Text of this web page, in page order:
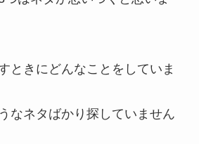
ときにどんなことをしていま
なネタばかり探していません